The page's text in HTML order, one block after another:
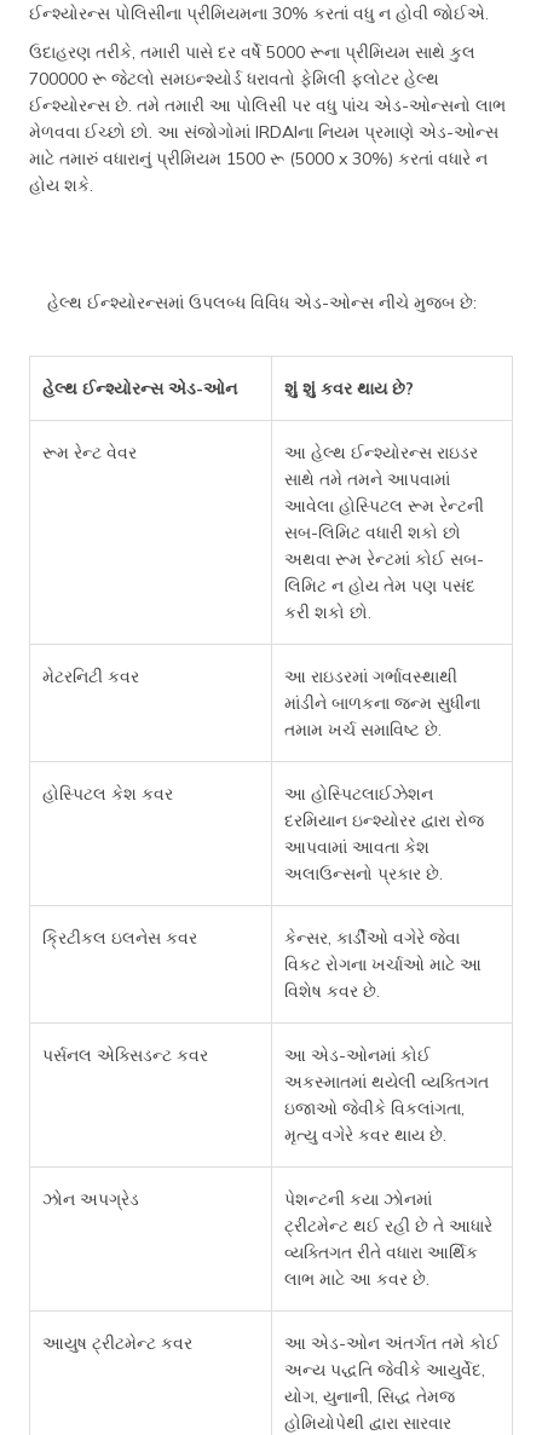
ઈન્શ્યોરન્સ પોલિસીના પ્રીમિયમના 30% કરતાં વધુ ન હોવી જોઈએ.
ઉદાહરણ તરીકે, તમારી પાસે દર વર્ષે 5000 રૂના પ્રીમિયમ સાથે કુલ
700000 રૂ જેટલો સમઇન્શ્યોર્ડ ધરાવતો ફેમિલી ફ્લોટર હેલ્થ
ઈન્શ્યોરન્સ છે. તમે તમારી આ પોલિસી પર વધુ પાંચ એડ-ઓન્સનો લાભ
મેળવવા ઈચ્છો છો. આ સંજોગોમાં IRDAIના નિયમ પ્રમાણે એડ-ઓન્સ
માટે તમારું વધારાનું પ્રીમિયમ 1500 રૂ (5000 x 30%) કરતાં વધારે ન
હોય શકે.
હેલ્થ ઈન્શ્યોરન્સમાં ઉપલબ્ધ વિવિધ એડ-ઓન્સ નીચે મુજબ છે:
હેલ્થ ઈન્શ્યોરન્સ એડ-ઓન શું શું કવર થાય છે?
રૂમ રેન્ટ વેવર
આ હેલ્થ ઈન્શ્યોરન્સ રાઇડર
સાથે તમે તમને આપવામાં
આવેલા હોસ્પિટલ રૂમ રેન્ટની
સબ-લિમિટ વધારી શકો છો
અથવા રૂમ રેન્ટમાં કોઈ સબ-
લિમિટ ન હોય તેમ પણ પસંદ
કરી શકો છો.
મેટરનિટી કવર
આ રાઇડરમાં ગર્ભાવસ્થાથી
માંડીને બાળકના જન્મ સુધીના
તમામ ખર્ચ સમાવિષ્ટ છે.
હોસ્પિટલ કેશ કવર
આ હોસ્પિટલાઈઝેશન
દરમિયાન ઇન્શ્યોરર દ્વારા રોજ
આપવામાં આવતા કેશ
અલાઉન્સનો પ્રકાર છે.
ક્રિટીકલ ઇલનેસ કવર
કેન્સર, કાર્ડીઓ વગેરે જેવા
વિકટ રોગના ખર્ચાઓ માટે આ
વિશેષ કવર છે.
પર્સનલ એક્સિડન્ટ કવર
આ એડ-ઓનમાં કોઈ
અકસ્માતમાં થયેલી વ્યક્તિગત
ઇજાઓ જેવીકે વિકલાંગતા,
મૃત્યુ વગેરે કવર થાય છે.
ઝોન અપગ્રેડ
પેશન્ટની કયા ઝોનમાં
ટ્રીટમેન્ટ થઈ રહી છે તે આધારે
વ્યક્તિગત રીતે વધારા આર્થિક
લાભ માટે આ કવર છે.
આયુષ ટ્રીટમેન્ટ કવર
આ એડ-ઓન અંતર્ગત તમે કોઈ
અન્ય પદ્ધતિ જેવીકે આયુર્વેદ,
યોગ, યુનાની, સિદ્ધ તેમજ
હોમિયોપેથી દ્વારા સારવાર